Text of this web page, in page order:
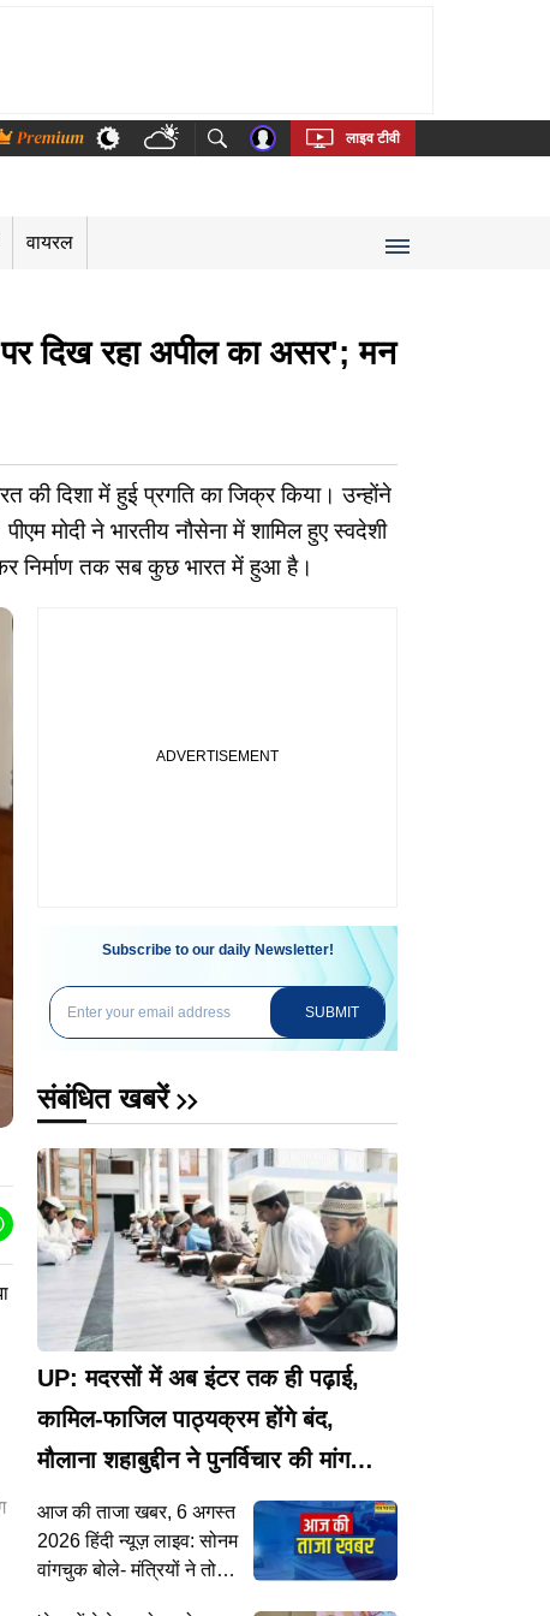
Bengali Telugu Tamil Kannada Malayalam
लाइव टीवी
वायरल
दिख रहा अपील का असर'; मन
की दिशा में हुई प्रगति का जिक्र किया। उन्होंने
मोदी ने भारतीय नौसेना में शामिल हुए स्वदेशी
निर्माण तक सब कुछ भारत में हुआ है।
Subscribe to our daily Newsletter!
SUBMIT
संबंधित खबरें
UP: मदरसों में अब इंटर तक ही पढ़ाई,
कामिल-फाजिल पाठ्यक्रम होंगे बंद,
मौलाना शहाबुद्दीन ने पुनर्विचार की मांग
उठाई
आज की ताजा खबर, 6 अगस्त
2026 हिंदी न्यूज़ लाइव: सोनम
वांगचुक बोले- मंत्रियों ने तोड़ा